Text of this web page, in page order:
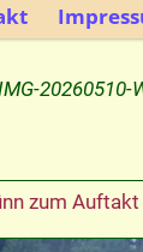
20260510-
zum Auftakt